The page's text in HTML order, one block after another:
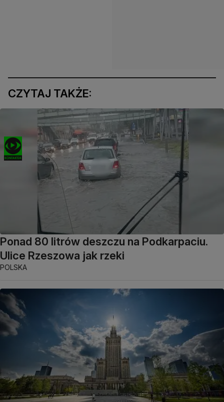
CZYTAJ TAKŻE:
Ponad 80 litrów deszczu na Podkarpaciu.
Ulice Rzeszowa jak rzeki
POLSKA